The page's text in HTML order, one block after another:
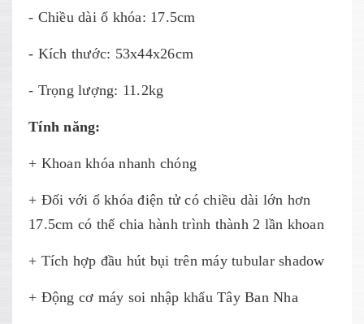
- Chiều dài ổ khóa: 17.5cm
- Kích thước: 53x44x26cm
- Trọng lượng: 11.2kg
Tính năng:
+ Khoan khóa nhanh chóng
+ Đối với ổ khóa điện tử có chiều dài lớn hơn
17.5cm có thể chia hành trình thành 2 lần khoan
+ Tích hợp đầu hút bụi trên máy tubular shadow
+ Động cơ máy soi nhập khẩu Tây Ban Nha